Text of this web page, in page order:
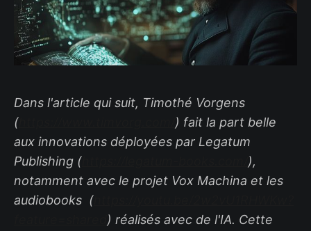
Dans l'article qui suit, Timothé Vorgens
(
) fait la part belle
aux innovations déployées par Legatum
Publishing (
),
notamment avec le projet Vox Machina et les
audiobooks (
) réalisés avec de l'IA. Cette